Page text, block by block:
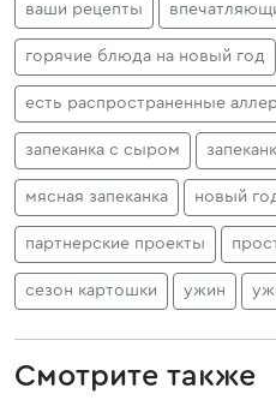
ваши рецепты
горячие блюда на новый год
есть распространенные
запеканка с сыром
мясная запеканка новый
партнерские проекты
сезон картошки ужин
Смотрите также